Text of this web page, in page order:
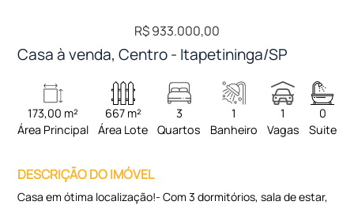
R$ 933.000,00
Casa à venda, Centro - Itapetininga/SP
173,00 m²
Área Principal
667 m²
Área Lote
3
Quartos
1
Banheiro
1
Vagas
0
Suite
DESCRIÇÃO DO IMÓVEL
Casa em ótima localização!- Com 3 dormitórios, sala de estar,